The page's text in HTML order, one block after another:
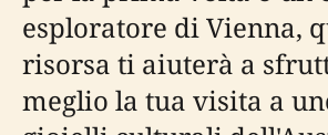
esploratore di Vienna,
risorsa ti aiuterà a
meglio la tua visita a